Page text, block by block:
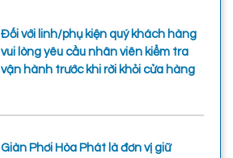
Đối với linh/phụ kiện quý khách hàng
vui lòng yêu cầu nhân viên kiểm tra
vận hành trước khi rời khỏi cửa hàng
Giàn Phơi Hòa Phát là đơn vị giữ